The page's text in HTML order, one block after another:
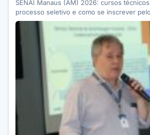
SENAI Manaus (AM) 2026: cursos
processo seletivo e como se inscrever
completo.